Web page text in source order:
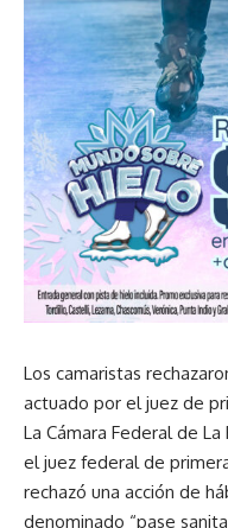
Los camaristas
actuado por el juez de
La Cámara Federal de
el juez federal de
rechazó una acción de
denominado “pase